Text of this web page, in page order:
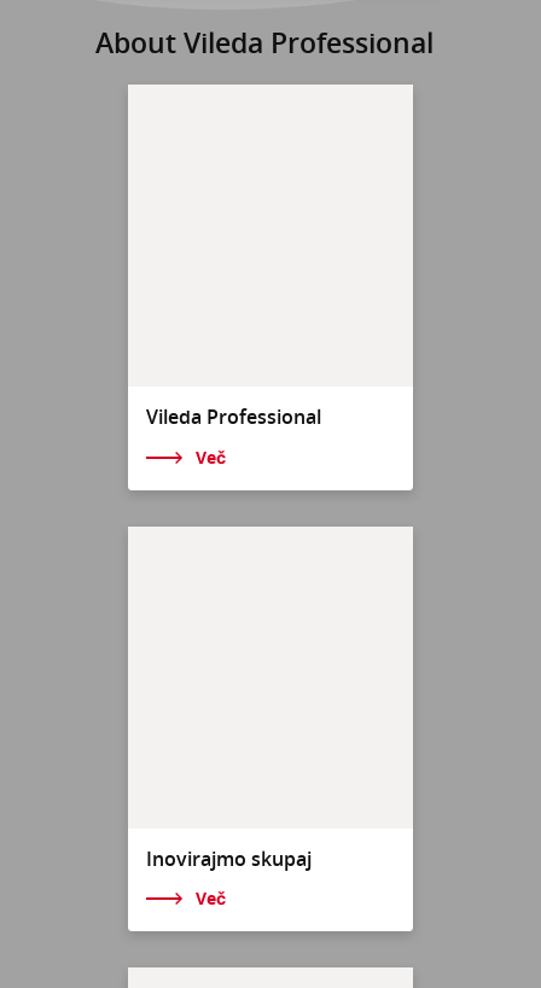
About Vileda Professional
Vileda Professional
Več
Inovirajmo skupaj
Več